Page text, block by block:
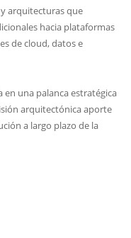
de cloud, datos e
una palanca estratégica
a largo plazo de la